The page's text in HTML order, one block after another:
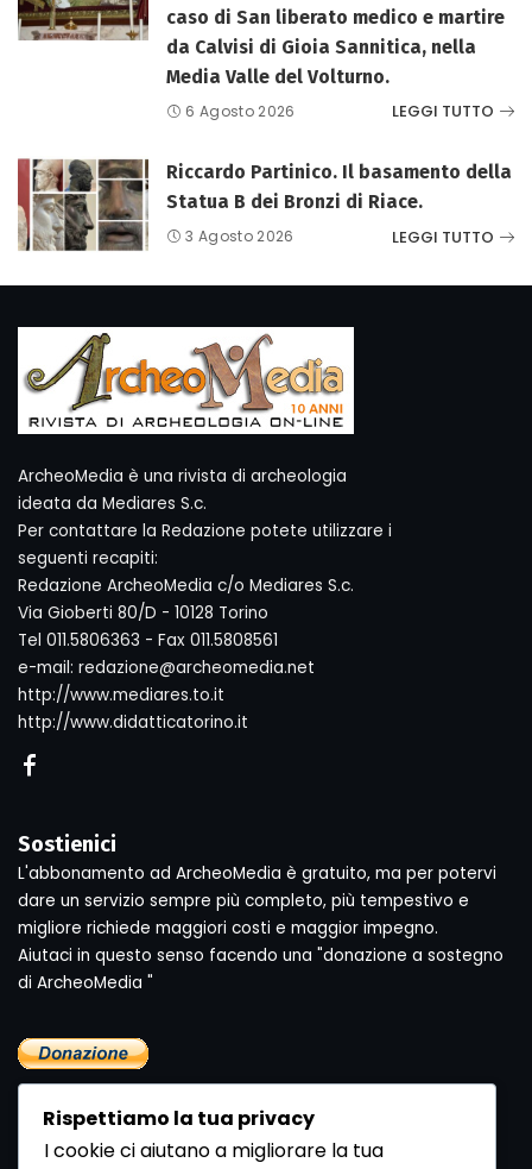
caso di San liberato medico e martire
da Calvisi di Gioia Sannitica, nella
Media Valle del Volturno.
6 Agosto 2026 LEGGI TUTTO
Riccardo Partinico. Il basamento della
Statua B dei Bronzi di Riace.
3 Agosto 2026 LEGGI TUTTO
ArcheoMedia è una rivista di archeologia
ideata da Mediares S.c.
Per contattare la Redazione potete utilizzare i
seguenti recapiti:
Redazione ArcheoMedia c/o Mediares S.c.
Via Gioberti 80/D - 10128 Torino
Tel 011.5806363 - Fax 011.5808561
e-mail: redazione@archeomedia.net
http://www.mediares.to.it
http://www.didatticatorino.it
Sostienici
L'abbonamento ad ArcheoMedia è gratuito, ma per potervi
dare un servizio sempre più completo, più tempestivo e
migliore richiede maggiori costi e maggior impegno.
Aiutaci in questo senso facendo una "donazione a sostegno
di ArcheoMedia "
Rispettiamo la tua privacy
I cookie ci aiutano a migliorare la tua